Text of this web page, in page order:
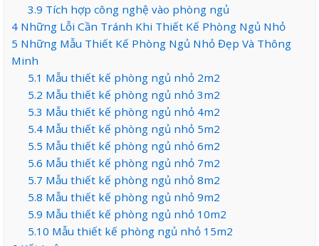
3.9 Tích hợp công nghệ vào phòng ngủ
4 Những Lỗi Cần Tránh Khi Thiết Kế Phòng Ngủ Nhỏ
5 Những Mẫu Thiết Kế Phòng Ngủ Nhỏ Đẹp Và Thông
Minh
5.1 Mẫu thiết kế phòng ngủ nhỏ 2m2
5.2 Mẫu thiết kế phòng ngủ nhỏ 3m2
5.3 Mẫu thiết kế phòng ngủ nhỏ 4m2
5.4Mẫu thiết kế phòng ngủ nhỏ 5m2
5.5 Mẫu thiết kế phòng ngủ nhỏ 6m2
5.6 Mẫu thiết kế phòng ngủ nhỏ 7m2
5.7 Mẫu thiết kế phòng ngủ nhỏ 8m2
5.8 Mẫu thiết kế phòng ngủ nhỏ 9m2
5.9 Mẫu thiết kế phòng ngủ nhỏ 10m2
5.10 Mẫu thiết kế phòng ngủ nhỏ 15m2